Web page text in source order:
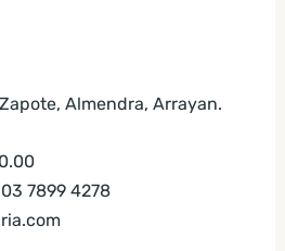
Almendra, Arrayan.
7899 4278